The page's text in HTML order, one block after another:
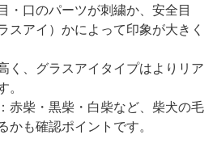
・口のパーツが刺繍か、安全目
スアイ）かによって印象が大きく
く、グラスアイタイプはよりリア
：赤柴・黒柴・白柴など、柴犬の毛
も確認ポイントです。